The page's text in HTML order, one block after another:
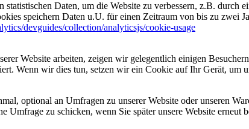
statistischen Daten, um die Website zu verbessern, z.B.
speichern Daten u.U. für einen Zeitraum von bis zu
devguides/collection/analyticsjs/cookie-usage
Website arbeiten, zeigen wir gelegentlich einigen
Wenn wir dies tun, setzen wir ein Cookie auf Ihr Gerät, um
optional an Umfragen zu unserer Website oder unseren
Umfrage zu schicken, wenn Sie später unsere Website erneut